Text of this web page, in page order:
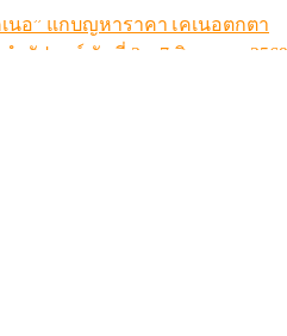
นื้อ” แก้ปัญหาราคาโคเนื้อตกต่ำ
ำสัปดาห์ วันที่ 3 – 7 สิงหาคม 2569
ยเบื้องหลังราคาหมูที่สังคมไม่รู้